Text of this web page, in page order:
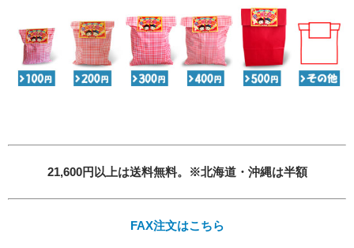
21,600円以上は送料無料。※北海道・沖縄は半額
FAX注文はこちら